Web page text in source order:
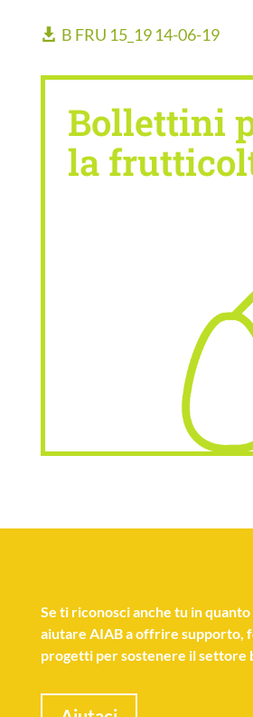
B FRU 15_19 14-06-19
Bollettini
la
Se ti riconosci anche tu in
aiutare AIAB a offrire supporto,
progetti per sostenere il settore